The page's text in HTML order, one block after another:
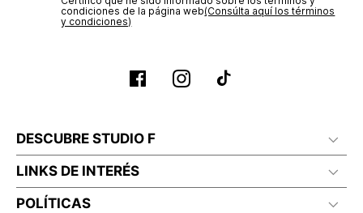
condiciones de la página web‎(Consúlta aquí los términos
y condiciones)
DESCUBRE STUDIO F
LINKS DE INTERÉS
POLÍTICAS